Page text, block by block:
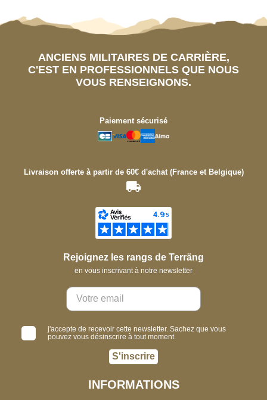
ANCIENS MILITAIRES DE CARRIÈRE,
C'EST EN PROFESSIONNELS QUE NOUS
VOUS RENSEIGNONS.
Paiement sécurisé
Livraison offerte à partir de 60€ d'achat (France et Belgique)
Rejoignez les rangs de Terräng
en vous inscrivant à notre newsletter
j'accepte de recevoir cette newsletter. Sachez que vous
pouvez vous désinscrire à tout moment.
S'inscrire
INFORMATIONS